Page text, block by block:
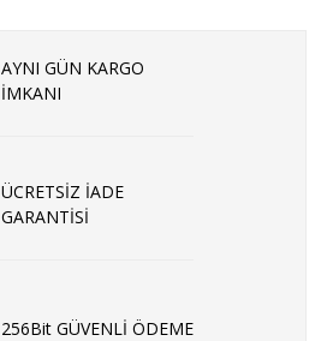
AYNI GÜN KARGO
İMKANI
ÜCRETSİZ İADE
GARANTİSİ
256Bit GÜVENLİ ÖDEME